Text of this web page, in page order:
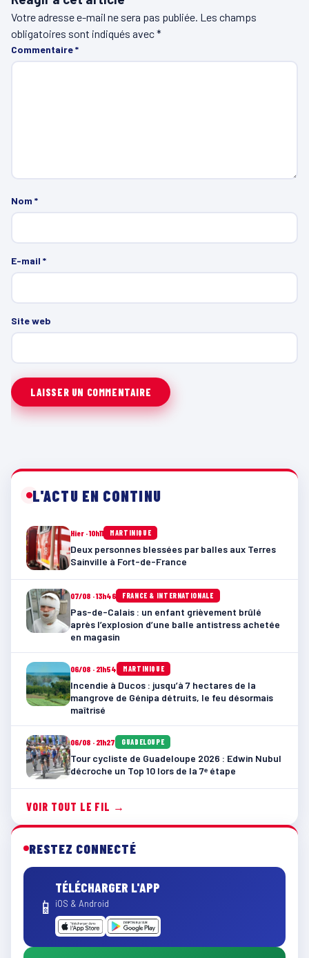
Votre adresse e-mail ne sera pas publiée. Les champs
obligatoires sont indiqués avec*
Commentaire*
Nom *
E-mail *
Site web
L'ACTU EN CONTINU
Hier · 10h11 MARTINIQUE
Deux personnes blessées par balles aux Terres
Sainville à Fort-de-France
07/08 · 13h46 FRANCE & INTERNATIONALE
Pas-de-Calais : un enfant grièvement brûlé
après l’explosion d’une balle antistress achetée
en magasin
06/08 · 21h54 MARTINIQUE
Incendie à Ducos : jusqu’à 7 hectares de la
mangrove de Génipa détruits, le feu désormais
maîtrisé
06/08 · 21h27 GUADELOUPE
Tour cycliste de Guadeloupe 2026 : Edwin Nubul
décroche un Top 10 lors de la 7ᵉ étape
VOIR TOUT LE FIL →
RESTEZ CONNECTÉ
📱
TÉLÉCHARGER L'APP
iOS & Android